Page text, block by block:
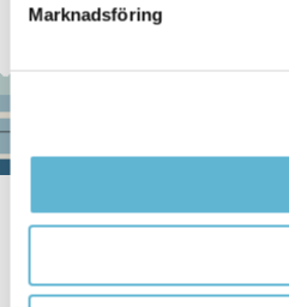
Marknadsföring